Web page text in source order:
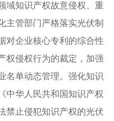
域知识产权故意侵权、重
主管部门严格落实光伏制
对企业核心专利的综合性
权侵权行为的裁定，加强
名单动态管理。强化知识
中华人民共和国知识产权
禁止侵犯知识产权的光伏